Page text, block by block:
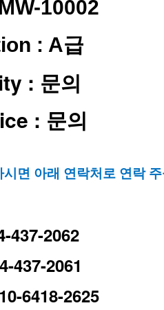
MW-10002
: A급
: 문의
: 문의
면 아래 연락처로 연락
437-2062
437-2061
6418-2625